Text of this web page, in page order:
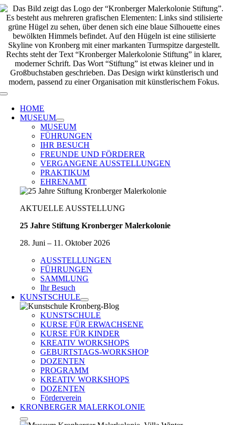
Zum
Inhalt
springen
Toggle
Navigation
HOME
MUSEUM
MUSEUM
FÜHRUNGEN
IHR BESUCH
FREUNDE UND FÖRDERER
VERGANGENE AUSSTELLUNGEN
PRAKTIKUM
EHRENAMT
AKTUELLE AUSSTELLUNG
25 Jahre Stiftung Kronberger Malerkolonie
28. Juni – 11. Oktober 2026
AUSSTELLUNGEN
FÜHRUNGEN
SAMMLUNG
Ihr Besuch
KUNSTSCHULE
KUNSTSCHULE
KURSE FÜR ERWACHSENE
KURSE FÜR KINDER
KREATIV WORKSHOPS
GEBURTSTAGS-WORKSHOP
DOZENTEN
PROGRAMM
KREATIV WORKSHOPS
DOZENTEN
Förderverein
KRONBERGER MALERKOLONIE